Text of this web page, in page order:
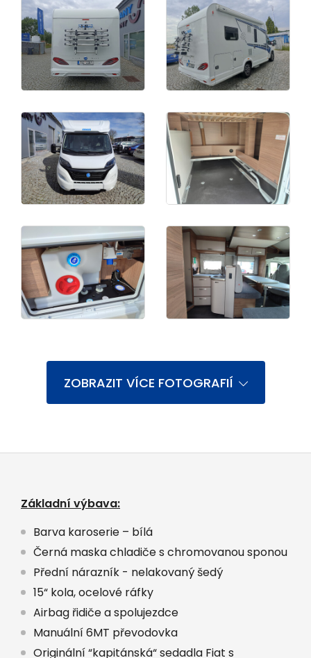
ZOBRAZIT VÍCE FOTOGRAFIÍ
Základní výbava:
Barva karoserie – bílá
Černá maska chladiče s chromovanou sponou
Přední nárazník - nelakovaný šedý
15“ kola, ocelové ráfky
Airbag řidiče a spolujezdce
Manuální 6MT převodovka
Originální “kapitánská“ sedadla Fiat s